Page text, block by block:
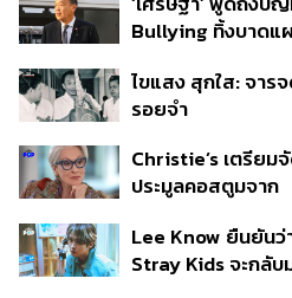
‘ศีรษะ-หน้าอก’ ครูถู
นัด จากระยะไกล
Bullying ทิ้งบาดแ
รับฟัง-ช่วยเด็กให้เ
ไขแสง สุกใส: จารจ
รอยจำ
Christie’s เตรียม
ประมูลคอสตูมจาก
Wears Prada 2
Lee Know ยืนยันว่
Stray Kids จะกลับ